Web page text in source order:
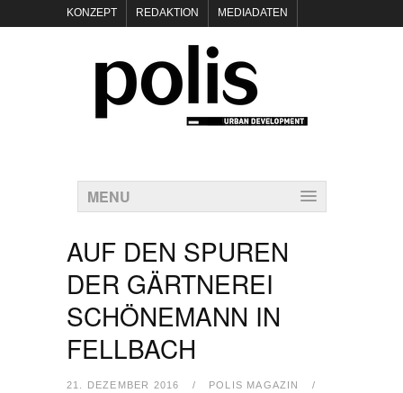
KONZEPT REDAKTION MEDIADATEN
POLIS KEYNOTES
KONTAKT DATENSCHUTZ IMPRESSUM
MENU
AUF DEN SPUREN
DER GÄRTNEREI
SCHÖNEMANN IN
FELLBACH
21. DEZEMBER 2016 / POLIS MAGAZIN
/